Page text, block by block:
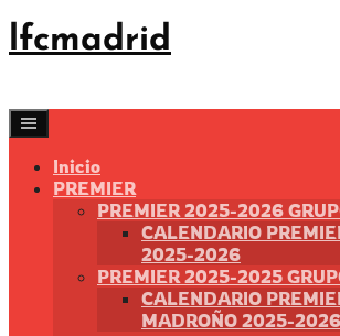
Saltar
al
lfcmadrid
Inicio
PREMIER
PREMIER 2025-2026
CALENDARIO
2025-2026
PREMIER 2025-2025
CALENDARIO
MADROÑO 2025-2026